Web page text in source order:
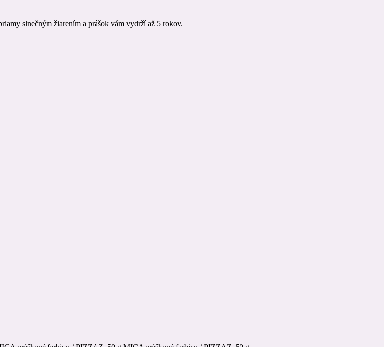
slnečným žiarením a prášok vám vydrží až 5 rokov.